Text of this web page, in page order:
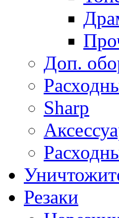
Доп.
Sharp
Резаки